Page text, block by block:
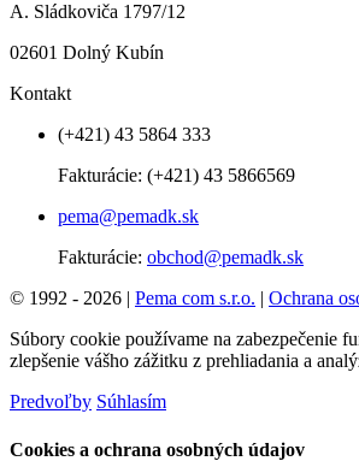
A. Sládkoviča 1797/12
02601 Dolný Kubín
Kontakt
(+421) 43 5864 333
Fakturácie: (+421) 43 5866569
pema@pemadk.sk
Fakturácie: obchod@pemadk.sk
© 1992 - 2026 | Pema com s.r.o. | Ochrana
Súbory cookie používame na zabezpečenie
zlepšenie vášho zážitku z prehliadania a
Predvoľby Súhlasím
Cookies a ochrana osobných údajov